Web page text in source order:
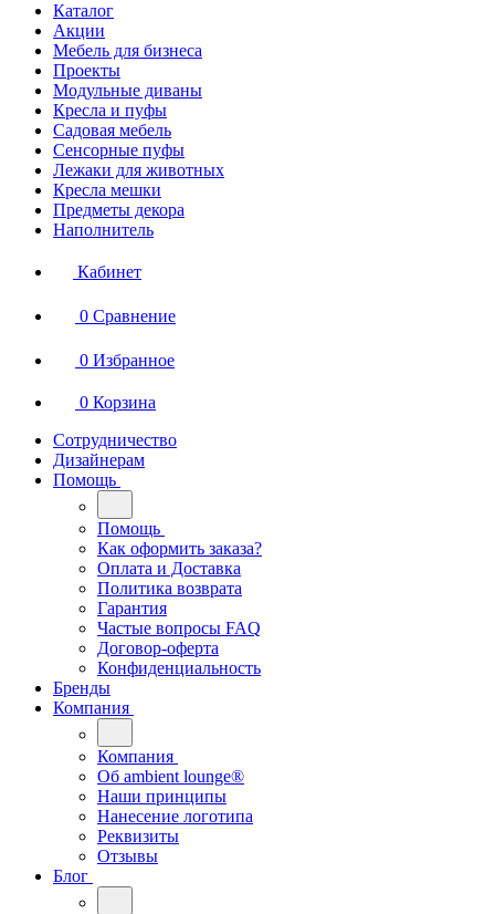
Каталог
Акции
Мебель для бизнеса
Проекты
Модульные диваны
Кресла и пуфы
Садовая мебель
Сенсорные пуфы
Лежаки для животных
Кресла мешки
Предметы декора
Наполнитель
Кабинет
0 Сравнение
0 Избранное
0 Корзина
Сотрудничество
Дизайнерам
Помощь
Помощь
Как оформить заказа?
Оплата и Доставка
Политика возврата
Гарантия
Частые вопросы FAQ
Договор-оферта
Конфиденциальность
Бренды
Компания
Компания
Oб ambient lounge®
Наши принципы
Нанесение логотипа
Реквизиты
Отзывы
Блог